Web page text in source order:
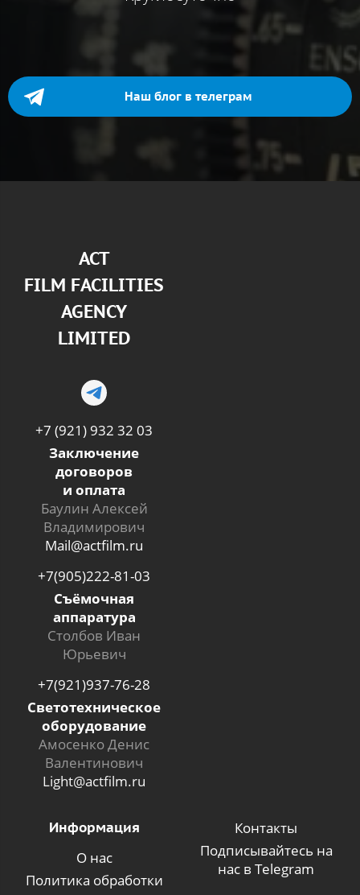
Наш блог в телеграм
АСТ
FILM FACILITIES
AGENCY
LIMITED
+7 (921) 932 32 03
Заключение
договоров
и оплата
Баулин Алексей
Владимирович
Mail@actfilm.ru
+7(905)222-81-03
Съёмочная
аппаратура
Столбов Иван
Юрьевич
+7(921)937-76-28
Светотехническое
оборудование
Амосенко Денис
Валентинович
Light@actfilm.ru
Информация
О нас
Политика обработки
Контакты
Подписывайтесь на
нас в Telegram